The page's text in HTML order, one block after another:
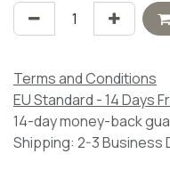
Terms and Conditions
EU Standard - 14 Days
14-day money-back
Shipping: 2-3 Business